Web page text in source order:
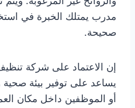
مدرب يمتلك الخبرة في
صحيحة.
إن الاعتماد على شركة
يساعد على توفير بيئة صحية
أو الموظفين داخل مكان